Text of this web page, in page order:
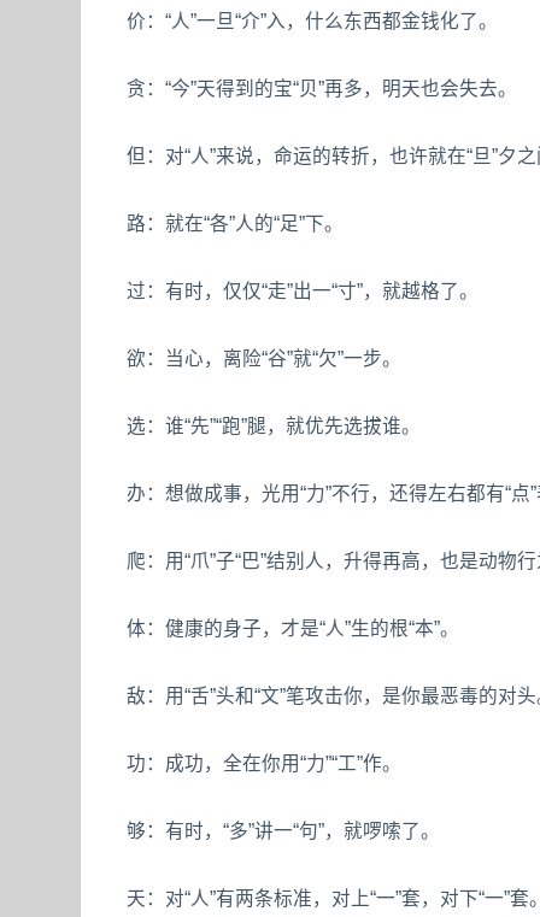
价：“人”一旦“介”入，什么东西都金钱化了。
贪：“今”天得到的宝“贝”再多，明天也会失去。
但：对“人”来说，命运的转折，也许就在“旦”夕之
路：就在“各”人的“足”下。
过：有时，仅仅“走”出一“寸”，就越格了。
欲：当心，离险“谷”就“欠”一步。
选：谁“先”“跑”腿，就优先选拔谁。
办：想做成事，光用“力”不行，还得左右都有“点”
爬：用“爪”子“巴”结别人，升得再高，也是动物行
体：健康的身子，才是“人”生的根“本”。
敌：用“舌”头和“文”笔攻击你，是你最恶毒的对头
功：成功，全在你用“力”“工”作。
够：有时，“多”讲一“句”，就啰嗦了。
天：对“人”有两条标准，对上“一”套，对下“一”套。